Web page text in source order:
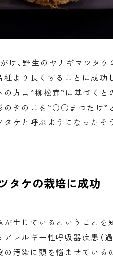
け、野生のヤナギマツタケ
より長くすることに成功
方言“柳松茸”に基づくと
のきのこを“○○まつたけ”
ケと呼ぶようになったそ
タケの栽培に成功
生じているということを
レルギー性呼吸器疾患（
汚染に頭を悩ませている